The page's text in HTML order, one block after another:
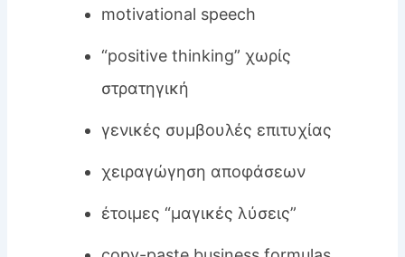
motivational speech
“positive thinking” χωρίς
στρατηγική
γενικές συμβουλές επιτυχίας
χειραγώγηση αποφάσεων
έτοιμες “μαγικές λύσεις”